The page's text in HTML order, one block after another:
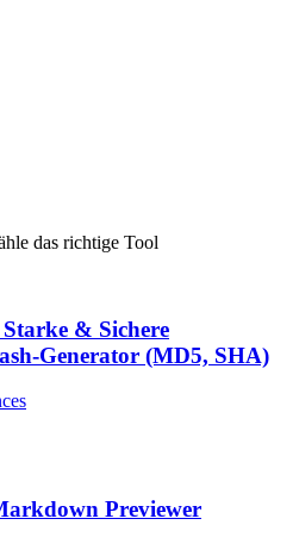
das richtige Tool
& Sichere
Generator (MD5, SHA)
Previewer